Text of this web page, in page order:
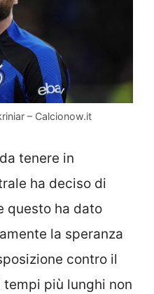
– Calcionow.it
tenere in
ha deciso di
questo ha dato
la speranza
contro il
tempi più lunghi non